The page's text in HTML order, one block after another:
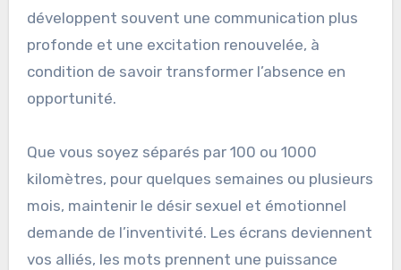
développent souvent une communication plus
profonde et une excitation renouvelée, à
condition de savoir transformer l’absence en
opportunité.
Que vous soyez séparés par 100 ou 1000
kilomètres, pour quelques semaines ou plusieurs
mois, maintenir le désir sexuel et émotionnel
demande de l’inventivité. Les écrans deviennent
vos alliés, les mots prennent une puissance